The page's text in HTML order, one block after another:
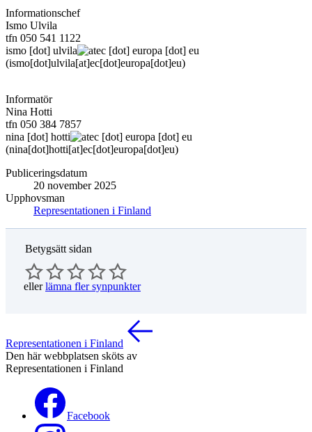
Informationschef
Ismo Ulvila
tfn 050 541 1122
ismo [dot] ulvila ec [dot] europa [dot] eu
(ismo[dot]ulvila[at]ec[dot]europa[dot]eu)
Informatör
Nina Hotti
tfn 050 384 7857
nina [dot] hotti ec [dot] europa [dot] eu
(nina[dot]hotti[at]ec[dot]europa[dot]eu)
Publiceringsdatum
20 november 2025
Upphovsman
Representationen i Finland
Betygsätt sidan
ellerlämna fler synpunkter
Representationen i Finland
Den här webbplatsen sköts av
Representationen i Finland
Facebook